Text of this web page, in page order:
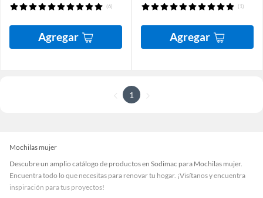
(6)
Agregar
(1)
Agregar
1
Mochilas mujer
Descubre un amplio catálogo de productos en Sodimac para Mochilas mujer.
Encuentra todo lo que necesitas para renovar tu hogar. ¡Visítanos y encuentra
inspiración para tus proyectos!